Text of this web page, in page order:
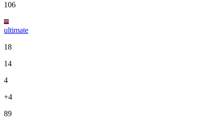
106
ultimate
18
14
4
+4
89